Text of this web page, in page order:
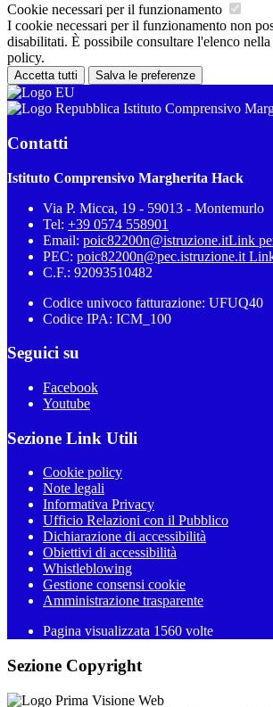
Cookie necessari per il funzionamento
I cookie necessari per il funzionamento non
disabilitati. È possibile consultare l'elenco
policy.
Accetta tutti Salva le preferenze
Istituto Comprensivo
Contatti
Istituto Comprensivo Margherita Hack
Via P. Micca, 19 - 59013 - Montemurlo
Tel: +39 0574 558901
Email: poic82200n@istruzione.itLink
PEC: poic82200n@pec.istruzione.it
C.F.: 92093510482
Codice univoco fatturazione: UFUQ40
Codice IPA: ICM_100
Seguici su
Facebook
Youtube
Sezione Link Utili
Cookie policy
Note legali
Informativa Privacy
Ufficio Relazioni con il Pubblico
Dichiarazione di accessibilità
Obiettivi di accessibilità
Whistleblowing
Gestione consensi cookie
Amministrazione trasparente
Pagina visualizzata 1560 volte
Sezione Copyright